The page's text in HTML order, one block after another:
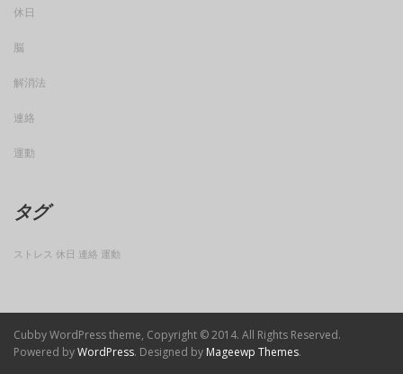
休日
脳
解消法
連絡
運動
タグ
ストレス 休日 連絡 運動
Cubby WordPress theme, Copyright © 2014. All Rights Reserved.
Powered byWordPress. Designed by Mageewp Themes.